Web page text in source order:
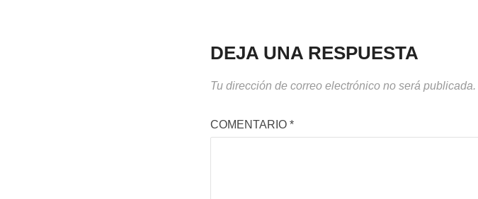
DEJA UNA RESPUESTA
Tu dirección de correo electrónico no será publicada.
COMENTARIO *